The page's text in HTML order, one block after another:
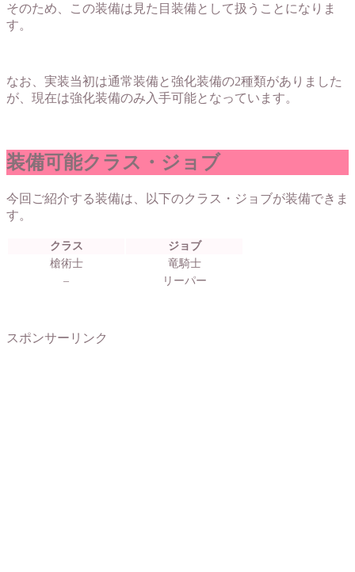
そのため、この装備は見た目装備として扱うことになりま
す。
なお、実装当初は通常装備と強化装備の2種類がありました
が、現在は強化装備のみ入手可能となっています。
装備可能クラス・ジョブ
今回ご紹介する装備は、以下のクラス・ジョブが装備できま
す。
クラス
ジョブ
槍術士
竜騎士
–
リーパー
スポンサーリンク